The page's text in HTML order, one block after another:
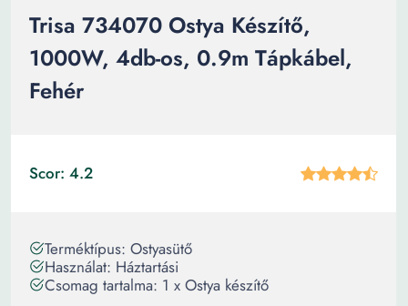
Trisa 734070 Ostya Készítő,
1000W, 4db-os, 0.9m Tápkábel,
Fehér
Scor: 4.2
Terméktípus: Ostyasütő
Használat: Háztartási
Csomag tartalma: 1 x Ostya készítő